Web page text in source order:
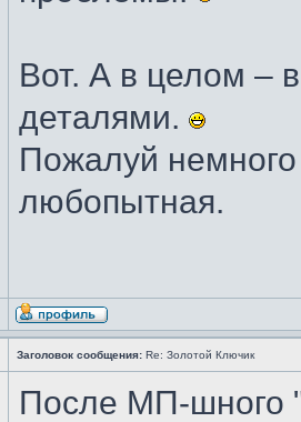
Вот. А в целом –
деталями.
Пожалуй
любопытная.
Заголовок сообщения: Re: Золотой Ключик
После МП-шного